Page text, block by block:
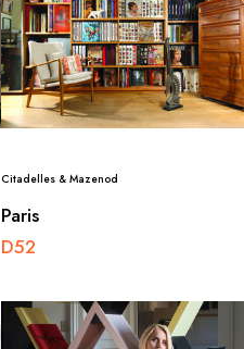
Citadelles & Mazenod
Paris
D52